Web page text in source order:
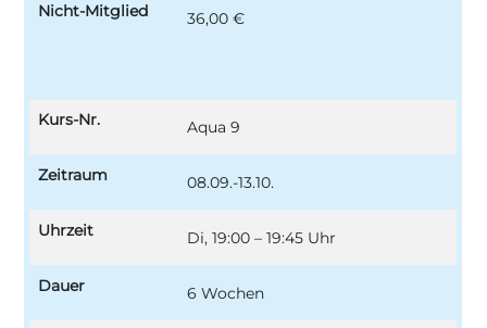
Nicht-Mitglied 36,00 €
Kurs-Nr. Aqua 9
Zeitraum 08.09.-13.10.
Uhrzeit Di, 19:00 – 19:45 Uhr
Dauer 6 Wochen